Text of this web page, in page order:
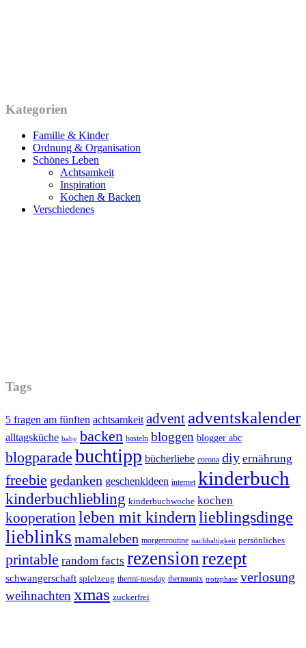
Kategorien
Familie & Kinder
Ordnung & Organisation
Schönes Leben
Achtsamkeit
Inspiration
Kochen & Backen
Verschiedenes
Tags
5 fragen am fünften achtsamkeit advent adventskalender
alltagsküche baby backen basteln bloggen blogger abc
blogparade buchtipp bücherliebe corona diy ernährung
freebie gedanken geschenkideen internet kinderbuch
kinderbuchliebling kinderbuchwoche kochen
kooperation leben mit kindernlieblingsdinge
lieblinks mamaleben morgenroutine nachhaltigkeit persönliches
printable random facts rezension rezept
schwangerschaft spielzeug thermi-tuesday thermomix trotzphase verlosung
weihnachten xmas zuckerfrei